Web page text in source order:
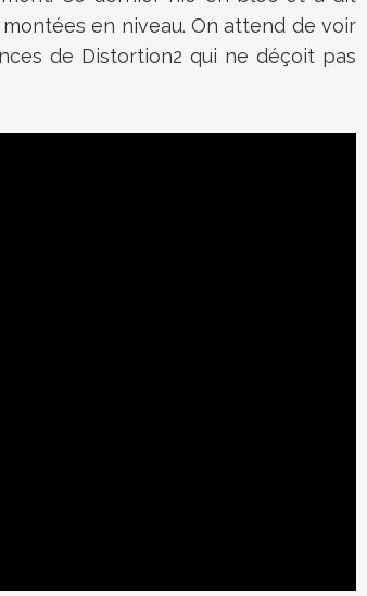
en niveau. On attend de voir
de Distortion2 qui ne déçoit pas